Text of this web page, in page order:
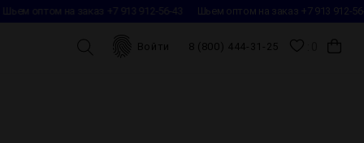
оптом на заказ +7 913 912-56-43 Шьем оптом на заказ +7 913 912-56-
Войти 8 (800) 444-31-25